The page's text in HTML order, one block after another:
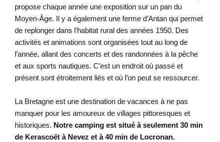
propose chaque année une exposition sur un pan du
Moyen-Âge. Il y a également une ferme d’Antan qui permet
de replonger dans l’habitat rural des années 1950. Des
activités et animations sont organisées tout au long de
l’année, allant des concerts et des randonnées à la pêche
et aux sports nautiques. C’est un endroit où passé et
présent sont étroitement liés et où l’on peut se ressourcer.
La Bretagne est une destination de vacances à ne pas
manquer pour les amoureux de villages pittoresques et
historiques. Notre camping est situé à seulement 30 min
de Kerascoët à Nevez et à 40 min de Locronan.